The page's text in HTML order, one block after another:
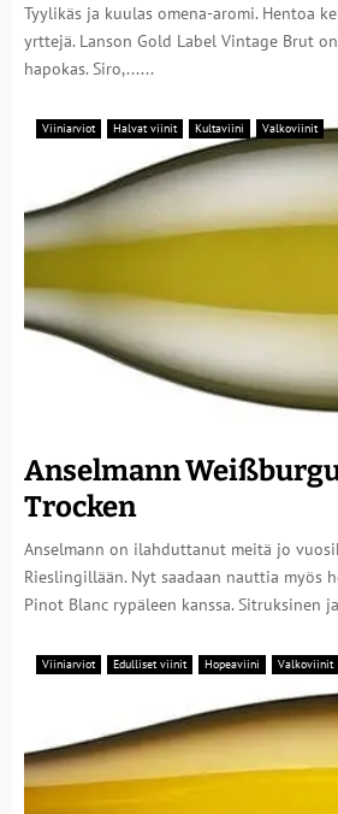
Tyylikäs ja kuulas omena-aromi. Hentoa
yrttejä. Lanson Gold Label Vintage Brut
hapokas. Siro,......
Viiniarviot Halvat viinit Kultaviini Valkoviinit
Anselmann
Trocken
Anselmann on ilahduttanut meitä jo
Rieslingillään. Nyt saadaan nauttia myös
Pinot Blanc rypäleen kanssa. Sitruksinen
Viiniarviot Edulliset viinit Hopeaviini Valkoviinit